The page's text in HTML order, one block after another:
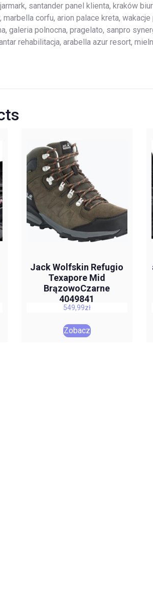
santander panel klienta, kraków
corfu, arion palace kreta,
galeria polnocna, pragelato, sanpro
rehabilitacja, arabella azur resort,
Jack Wolfskin Refugio
Texapore Mid
BrązowoCzarne
4049841
4060477907529
549,99zł
Zobacz